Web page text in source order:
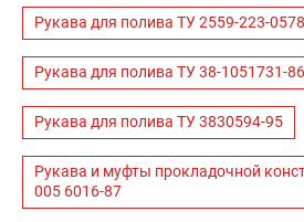
Рукава для полива ТУ 2559-223-
Рукава для полива ТУ 38-1051731-86
Рукава для полива ТУ 3830594-95
Рукава и муфты прокладочной
005 6016-87